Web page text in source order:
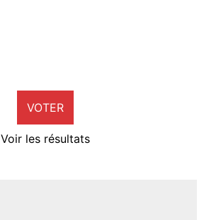
VOTER
Voir les résultats